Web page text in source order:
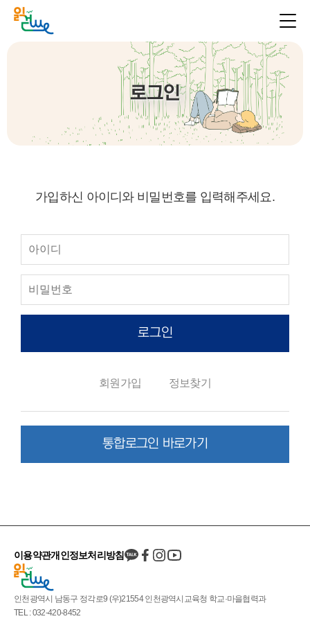
로그인
가입하신 아이디와 비밀번호를 입력해주세요.
로그인
회원가입 정보찾기
통합로그인 바로가기
인천광역시 남동구 정각로9 (우)21554 인천광역시교육청 학교·마을협력과
TEL : 032-420-8452
이용약관개인정보처리방침